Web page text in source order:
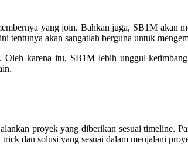
yang join. Bahkan juga, SB1M akan
akan sangatlah berguna untuk
Oleh karena itu, SB1M lebih unggul
proyek yang diberikan sesuai timeline.
dan solusi yang sesuai dalam menjalani